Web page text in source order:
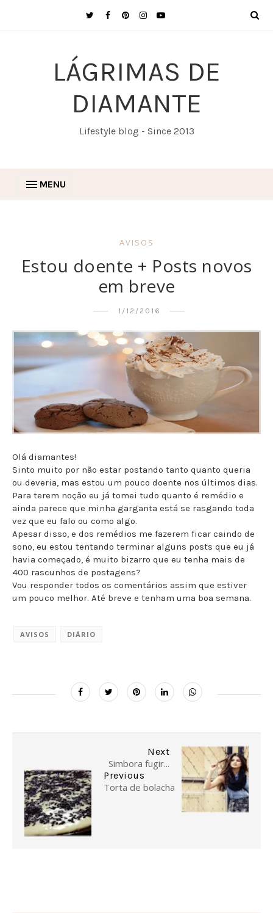
LÁGRIMAS DE
DIAMANTE
Lifestyle blog - Since 2013
MENU
AVISOS
Estou doente + Posts novos
em breve
1/12/2016
Olá diamantes!
Sinto muito por não estar postando tanto quanto queria
ou deveria, mas estou um pouco doente nos últimos dias.
Para terem noção eu já tomei tudo quanto é remédio e
ainda parece que minha garganta está se rasgando toda
vez que eu falo ou como algo.
Apesar disso, e dos remédios me fazerem ficar caindo de
sono, eu estou tentando terminar alguns posts que eu já
havia começado, é muito bizarro que eu tenha mais de
400 rascunhos de postagens?
Vou responder todos os comentários assim que estiver
um pouco melhor. Até breve e tenham uma boa semana.
AVISOS DIÁRIO
Next
Simbora fugir...
Previous
Torta de bolacha